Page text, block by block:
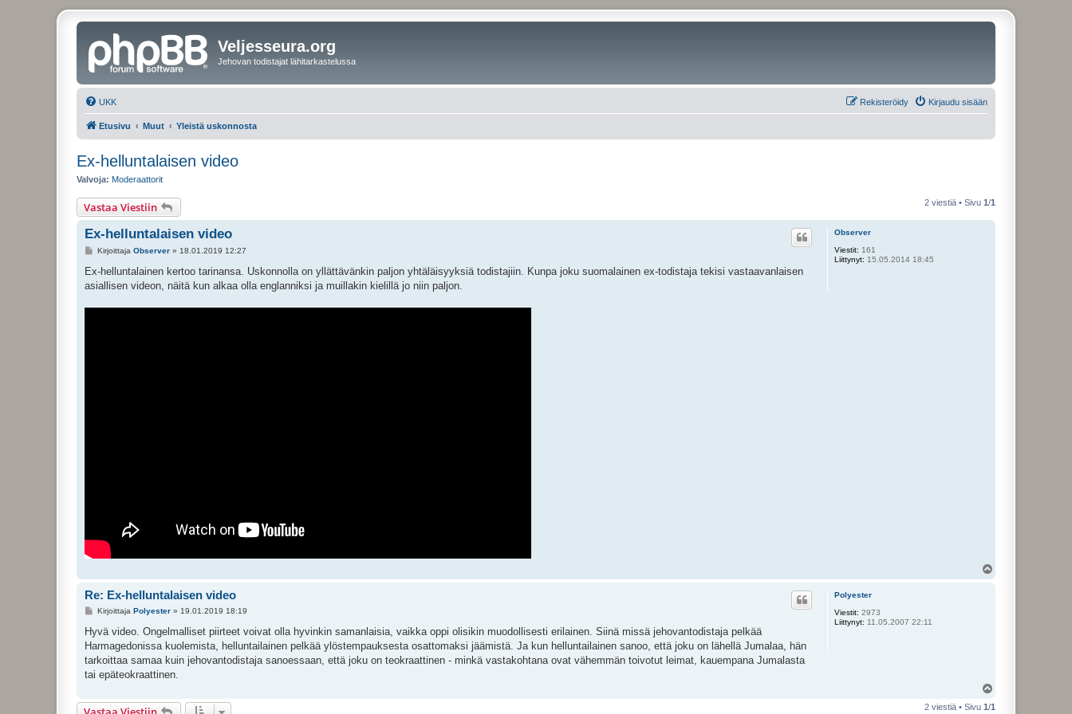
Veljesseura.org
Jehovan todistajat lähitarkastelussa
UKK Kirjaudu sisään
Rekisteröidy
Etusivu Muut Yleistä uskonnosta
Ex-helluntalaisen video
Valvoja: Moderaattorit
Vastaa Viestiin 2 viestiä • Sivu 1/1
Observer
Viestit: 161
Liittynyt: 15.05.2014 18:45
Ex-helluntalaisen video
V
e
t
Kirjoittaja Observer» 18.01.2019 12:27
Ex-helluntalainen kertoo tarinansa. Uskonnolla on yllättävänkin paljon yhtäläisyyksiä todistajiin. Kunpa joku suomalainen ex-todistaja tekisi vastaavanlaisen
asiallisen videon, näitä kun alkaa olla englanniksi ja muillakin kielillä jo niin paljon.
Polyester
Viestit: 2973
Liittynyt: 11.05.2007 22:11
Re: Ex-helluntalaisen video
V
e
s
t
i
Kirjoittaja Polyester» 19.01.2019 18:19
Hyvä video. Ongelmalliset piirteet voivat olla hyvinkin samanlaisia, vaikka oppi olisikin muodollisesti erilainen. Siinä missä jehovantodistaja pelkää
Harmagedonissa kuolemista, helluntailainen pelkää ylöstempauksesta osattomaksi jäämistä. Ja kun helluntailainen sanoo, että joku on lähellä Jumalaa, hän
tarkoittaa samaa kuin jehovantodistaja sanoessaan, että joku on teokraattinen - minkä vastakohtana ovat vähemmän toivotut leimat, kauempana Jumalasta
tai epäteokraattinen.
ö
2 viestiä • Sivu 1/1